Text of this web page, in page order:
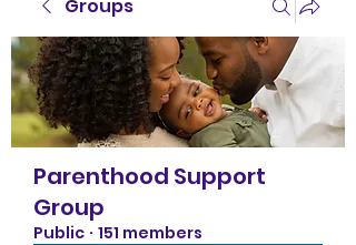
Groups
Parenthood Support
Group
Public · 151 members